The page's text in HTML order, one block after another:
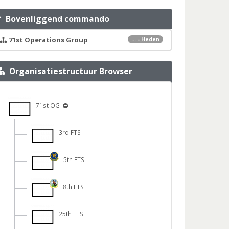
Bovenliggend commando
... - Heden
71st Operations Group
Organisatiestructuur Browser
71st OG
3rd FTS
5th FTS
8th FTS
25th FTS